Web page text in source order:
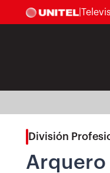
División
Arquero